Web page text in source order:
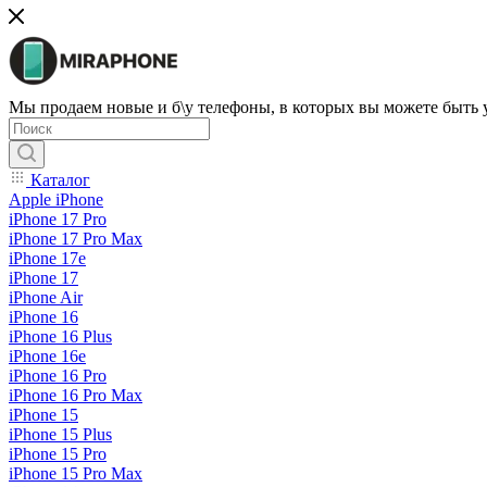
Мы продаем новые и б\у телефоны, в которых вы можете быть
Каталог
Apple iPhone
iPhone 17 Pro
iPhone 17 Pro Max
iPhone 17e
iPhone 17
iPhone Air
iPhone 16
iPhone 16 Plus
iPhone 16e
iPhone 16 Pro
iPhone 16 Pro Max
iPhone 15
iPhone 15 Plus
iPhone 15 Pro
iPhone 15 Pro Max